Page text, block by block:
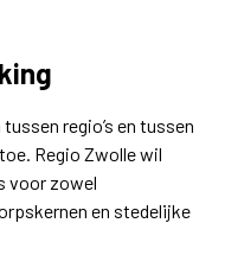
regio’s en tussen
Regio Zwolle wil
voor zowel
en stedelijke